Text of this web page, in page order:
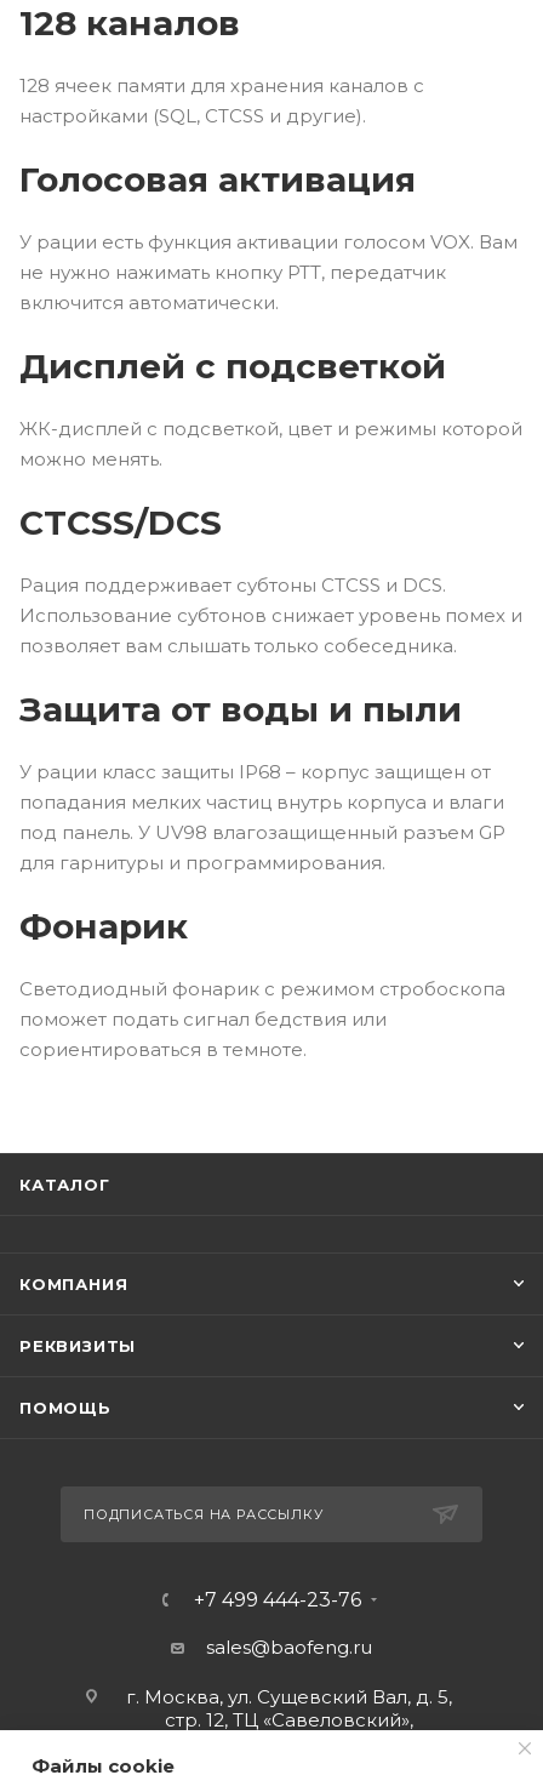
128 каналов
128 ячеек памяти для хранения каналов с
настройками (SQL, CTCSS и другие).
Голосовая активация
У рации есть функция активации голосом VOX. Вам
не нужно нажимать кнопку PTT, передатчик
включится автоматически.
Дисплей с подсветкой
ЖК-дисплей с подсветкой, цвет и режимы которой
можно менять.
CTCSS/DCS
Рация поддерживает субтоны CTCSS и DCS.
Использование субтонов снижает уровень помех и
позволяет вам слышать только собеседника.
Защита от воды и пыли
У рации класс защиты IP68 – корпус защищен от
попадания мелких частиц внутрь корпуса и влаги
под панель. У UV98 влагозащищенный разъем GP
для гарнитуры и программирования.
Фонарик
Светодиодный фонарик с режимом стробоскопа
поможет подать сигнал бедствия или
сориентироваться в темноте.
КАТАЛОГ
КОМПАНИЯ
РЕКВИЗИТЫ
ПОМОЩЬ
ПОДПИСАТЬСЯ НА РАССЫЛКУ
+7 499 444-23-76
sales@baofeng.ru
г. Москва, ул. Сущевский Вал, д. 5,
стр. 12, ТЦ «Савеловский»,
Файлы cookie